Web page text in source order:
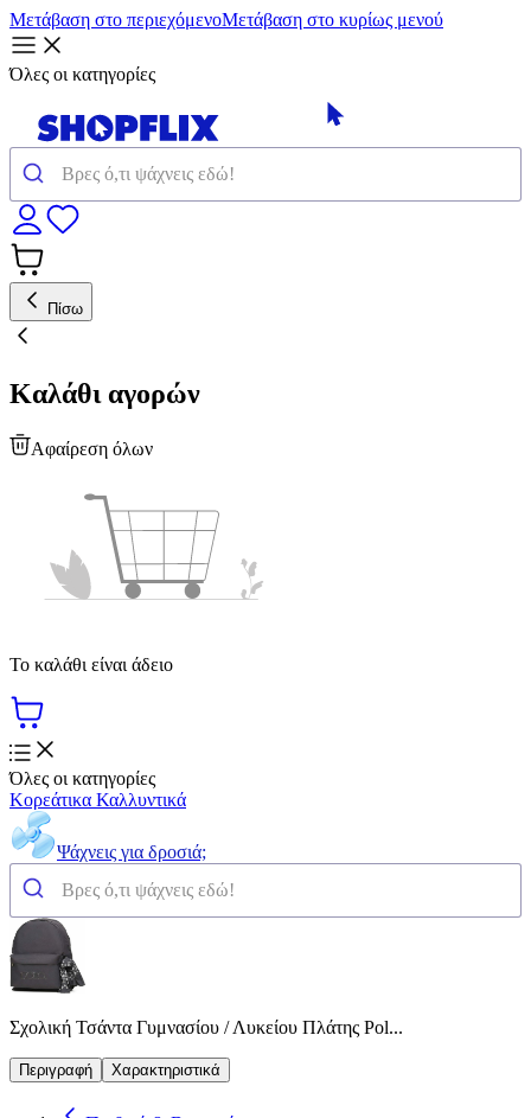
Μετάβαση στο περιεχόμενοΜετάβαση στο κυρίως μενού
Όλες οι κατηγορίες
Πίσω
Καλάθι αγορών
Αφαίρεση όλων
Το καλάθι είναι άδειο
Όλες οι κατηγορίες
Κορεάτικα Καλλυντικά
Ψάχνεις για δροσιά;
Σχολική Τσάντα Γυμνασίου / Λυκείου Πλάτης Pol...
Περιγραφή Χαρακτηριστικά